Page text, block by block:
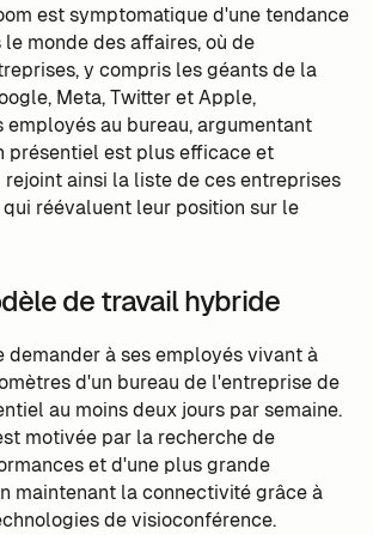
est symptomatique d'une tendance
monde des affaires, où de
y compris les géants de la
Meta, Twitter et Apple,
au bureau, argumentant
présentiel est plus efficace et
ainsi la liste de ces entreprises
réévaluent leur position sur le
de travail hybride
demander à ses employés vivant à
d'un bureau de l'entreprise de
au moins deux jours par semaine.
motivée par la recherche de
et d'une plus grande
maintenant la connectivité grâce à
de visioconférence.